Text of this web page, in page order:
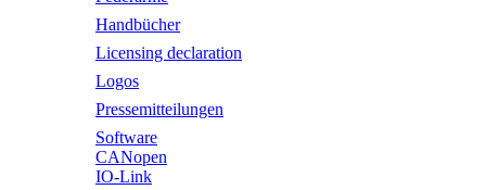
Handbücher
Licensing declaration
Logos
Pressemitteilungen
Software
CANopen
IO-Link